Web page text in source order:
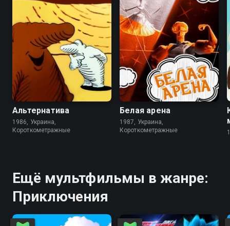
6.8
Альтернатива
1986, Украина,
Короткометражные
6.2
Белая арена
1987, Украина,
Короткометражные
Ещё мультфильмы в жанре:
Приключения